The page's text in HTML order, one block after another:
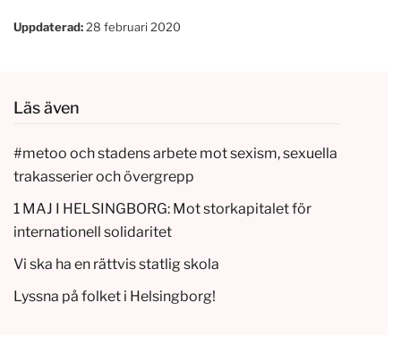
Uppdaterad: 28 februari 2020
Läs även
#metoo och stadens arbete mot sexism, sexuella
trakasserier och övergrepp
1 MAJ I HELSINGBORG: Mot storkapitalet för
internationell solidaritet
Vi ska ha en rättvis statlig skola
Lyssna på folket i Helsingborg!